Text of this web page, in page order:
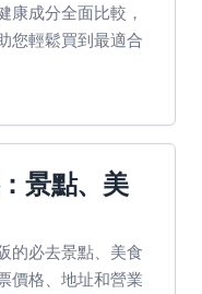
康成分全面比較，
您輕鬆買到最適合
景點、美
的必去景點、美食
價格、地址和營業